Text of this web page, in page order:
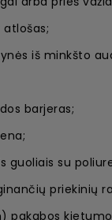
iš minkšto
barjeras;
guoliais su
priekinių
pakabos